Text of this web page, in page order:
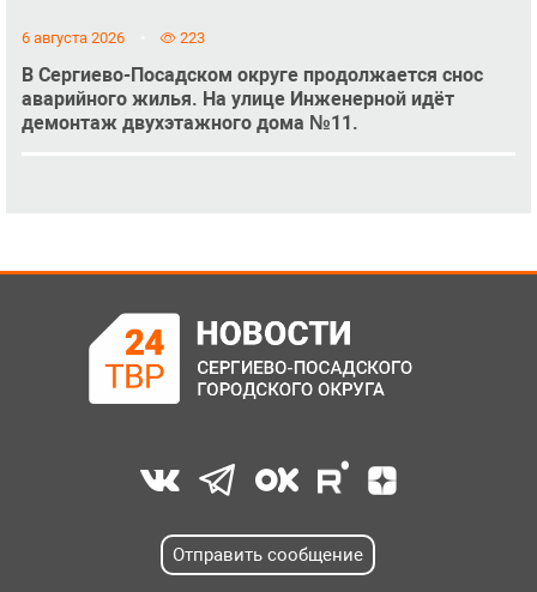
6 августа 2026 223
В Сергиево-Посадском округе продолжается снос
аварийного жилья. На улице Инженерной идёт
демонтаж двухэтажного дома №11.
Отправить сообщение